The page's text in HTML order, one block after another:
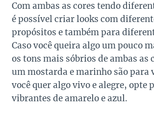
Com ambas as cores tendo
é possível criar looks com
propósitos e também para
Caso você queira algo um pouco
os tons mais sóbrios de ambas as
um mostarda e marinho são para
você quer algo vivo e alegre, opte
vibrantes de amarelo e azul.